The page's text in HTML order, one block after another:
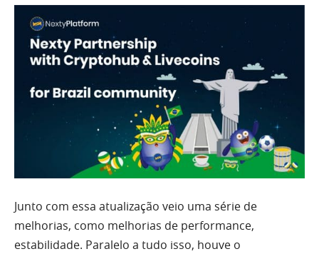
Junto com essa atualização veio uma série de
melhorias, como melhorias de performance,
estabilidade. Paralelo a tudo isso, houve o